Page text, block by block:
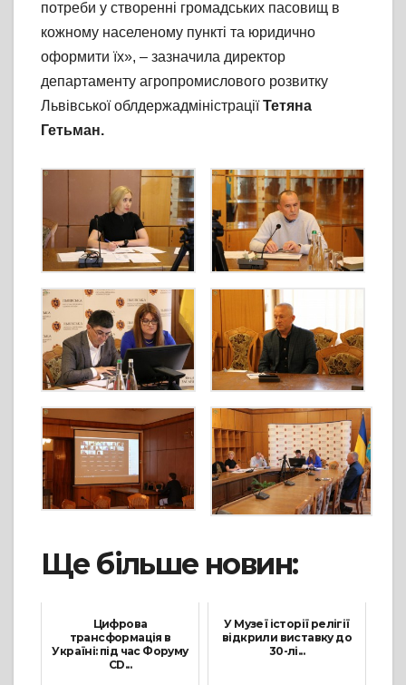
потреби у створенні громадських пасовищ в
кожному населеному пункті та юридично
оформити їх», – зазначила директор
департаменту агропромислового розвитку
Львівської облдержадміністраціїТетяна
Гетьман.
Ще більше новин:
Цифрова
трансформація в
Україні: під час Форуму
CD...
У Музеї історії релігії
відкрили виставку до
30-лі...